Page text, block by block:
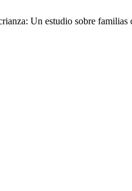
Un estudio sobre